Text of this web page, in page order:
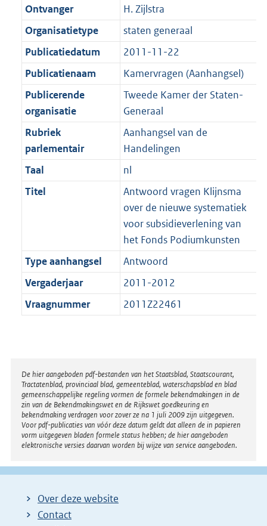
t
a
t
K
b K
b
Ontvanger
H. Zijlstra
Organisatietype
staten generaal
Publicatiedatum
2011-11-22
Publicatienaam
Kamervragen (Aanhangsel)
Publicerende
organisatie
Tweede Kamer der Staten-
Generaal
Rubriek
parlementair
Aanhangsel van de
Handelingen
Taal
nl
Titel
Antwoord vragen Klijnsma
over de nieuwe systematiek
voor subsidieverlening van
het Fonds Podiumkunsten
Type aanhangsel
Antwoord
Vergaderjaar
2011-2012
Vraagnummer
2011Z22461
Disclaimer
De hier aangeboden pdf-bestanden van het Staatsblad, Staatscourant,
Tractatenblad, provinciaal blad, gemeenteblad, waterschapsblad en blad
gemeenschappelijke regeling vormen de formele bekendmakingen in de
zin van de Bekendmakingswet en de Rijkswet goedkeuring en
bekendmaking verdragen voor zover ze na 1 juli 2009 zijn uitgegeven.
Voor pdf-publicaties van vóór deze datum geldt dat alleen de in papieren
vorm uitgegeven bladen formele status hebben; de hier aangeboden
elektronische versies daarvan worden bij wijze van service aangeboden.
Over deze website
Contact